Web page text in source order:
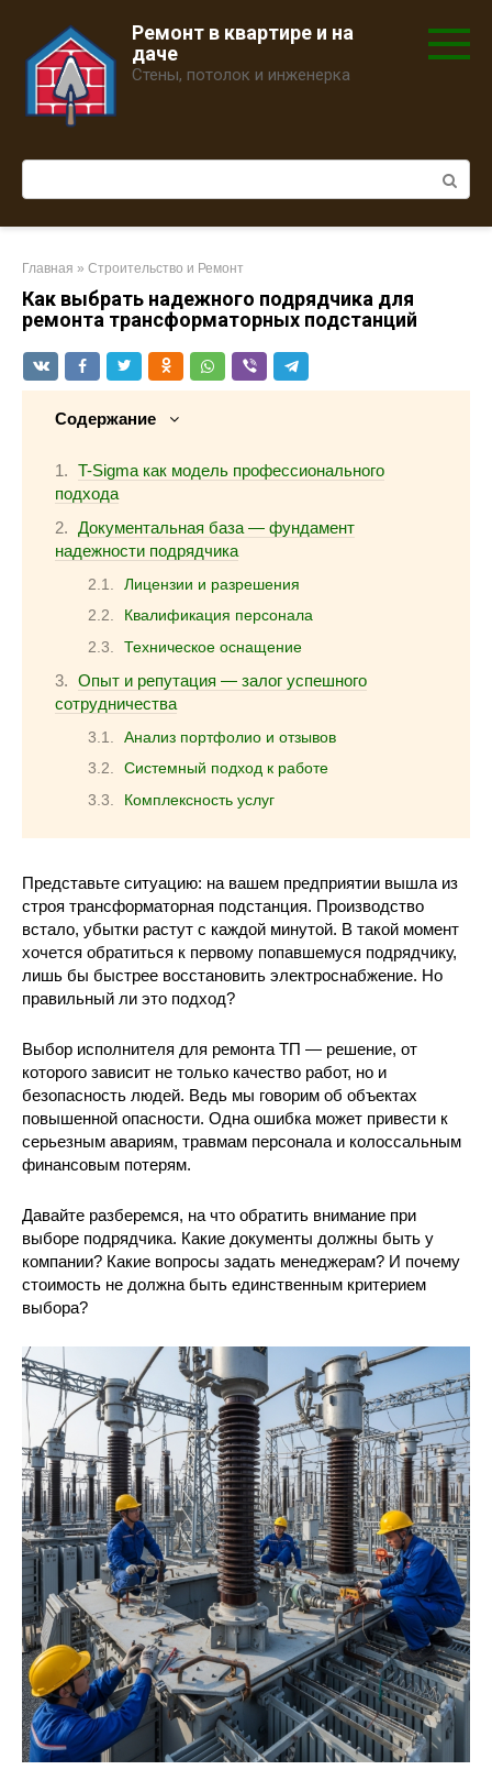
контенту
Ремонт в квартире и на
даче
Стены, потолок и инженерка
Главная » Строительство и Ремонт
Как выбрать надежного подрядчика для
ремонта трансформаторных подстанций
Содержание
T-Sigma как модель профессионального
подхода
Документальная база — фундамент
надежности подрядчика
Лицензии и разрешения
Квалификация персонала
Техническое оснащение
Опыт и репутация — залог успешного
сотрудничества
Анализ портфолио и отзывов
Системный подход к работе
Комплексность услуг
Представьте ситуацию: на вашем предприятии вышла из
строя трансформаторная подстанция. Производство
встало, убытки растут с каждой минутой. В такой момент
хочется обратиться к первому попавшемуся подрядчику,
лишь бы быстрее восстановить электроснабжение. Но
правильный ли это подход?
Выбор исполнителя для ремонта ТП — решение, от
которого зависит не только качество работ, но и
безопасность людей. Ведь мы говорим об объектах
повышенной опасности. Одна ошибка может привести к
серьезным авариям, травмам персонала и колоссальным
финансовым потерям.
Давайте разберемся, на что обратить внимание при
выборе подрядчика. Какие документы должны быть у
компании? Какие вопросы задать менеджерам? И почему
стоимость не должна быть единственным критерием
выбора?